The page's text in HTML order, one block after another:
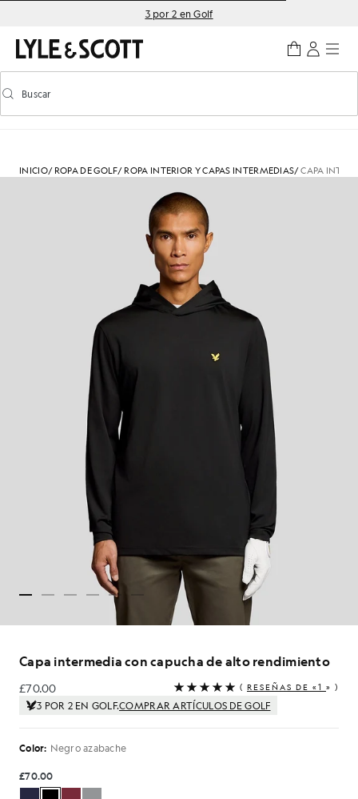
Saltar al contenido principal
Información de accesibilidad3 por 2 en Golf
Activar/desactivar la búsqueda predictiva
Buscar
INICIO/ ROPA DE GOLF/ ROPA INTERIOR Y CAPAS INTERMEDIAS/CAPA
Capa intermedia con capucha de alto rendimiento
£70.00
£70.00 ( RESEÑAS DE «1 » )
3 POR 2 EN GOLF.COMPRAR ARTÍCULOS DE GOLF
Color: Negro azabache
£70.00